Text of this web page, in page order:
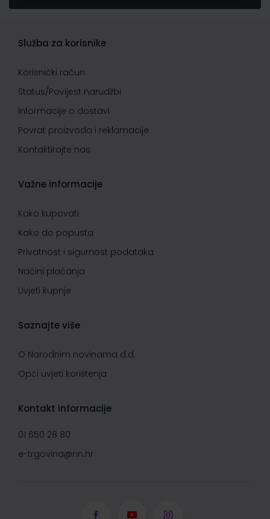
Služba za korisnike
Korisnički račun
Status/Povijest narudžbi
Informacije o dostavi
Povrat proizvoda i reklamacije
Kontaktirajte nas
Važne informacije
Kako kupovati
Kako do popusta
Privatnost i sigurnost podataka
Načini plaćanja
Uvjeti kupnje
Saznajte više
O Narodnim novinama d.d.
Opći uvjeti korištenja
Kontakt informacije
01 650 28 80
e-trgovina@nn.hr